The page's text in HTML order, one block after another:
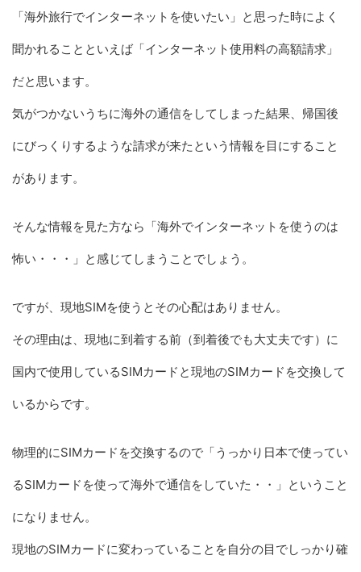
「海外旅行でインターネットを使いたい」と思った時によく
聞かれることといえば「インターネット使用料の高額請求」
だと思います。
気がつかないうちに海外の通信をしてしまった結果、帰国後
にびっくりするような請求が来たという情報を目にすること
があります。
そんな情報を見た方なら「海外でインターネットを使うのは
怖い・・・」と感じてしまうことでしょう。
ですが、現地SIMを使うとその心配はありません。
その理由は、現地に到着する前（到着後でも大丈夫です）に
国内で使用しているSIMカードと現地のSIMカードを交換して
いるからです。
物理的にSIMカードを交換するので「うっかり日本で使ってい
るSIMカードを使って海外で通信をしていた・・」ということ
になりません。
現地のSIMカードに変わっていることを自分の目でしっかり確